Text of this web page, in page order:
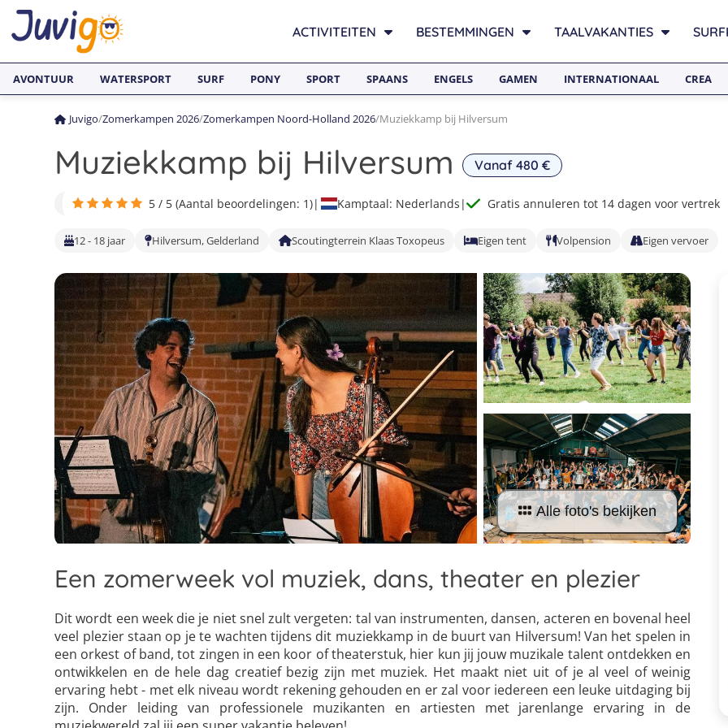
ACTIVITEITEN BESTEMMINGEN TAALVAKANTIES
AVONTUUR WATERSPORT SURF PONY SPORT SPAANS ENGELS GAMEN INTERNATIONAAL CREA
Juvigo/Zomerkampen 2026/Zomerkampen Noord-Holland 2026/Muziekkamp bij Hilversum
Muziekkamp bij Hilversum Vanaf 480 €
5 / 5 (Aantal beoordelingen: 1)| Kamptaal: Nederlands | Gratis annuleren tot 14 dagen voor vertrek
12 - 18 jaar Hilversum, Gelderland Scoutingterrein Klaas Toxopeus Eigen tent Volpension Eigen vervoer
Alle foto's bekijken
Een zomerweek vol muziek, dans, theater en plezier
Dit wordt een week die je niet snel zult vergeten: tal van instrumenten, dansen, acteren en bovenal heel
veel plezier staan op je te wachten tijdens dit muziekkamp in de buurt van Hilversum! Van het spelen in
een orkest of band, tot zingen in een koor of theaterstuk, hier kun jij jouw muzikale talent ontdekken en
ontwikkelen en de hele dag creatief bezig zijn met muziek. Het maakt niet uit of je al veel of weinig
ervaring hebt - met elk niveau wordt rekening gehouden en er zal voor iedereen een leuke uitdaging bij
zijn. Onder leiding van professionele muzikanten en artiesten met jarenlange ervaring in de